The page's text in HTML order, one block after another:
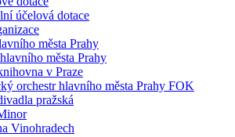
účelová dotace
města Prahy
města Prahy
v Praze
orchestr hlavního města Prahy FOK
pražská
Vinohradech